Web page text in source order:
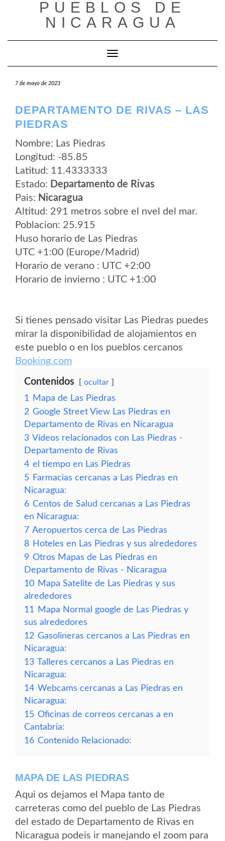
PUEBLOS DE
NICARAGUA
Cambiar modo de navegación
7 de mayo de 2023
DEPARTAMENTO DE RIVAS – LAS
PIEDRAS
Nombre: Las Piedras
Longitud: -85.85
Latitud: 11.4333333
Estado: Departamento de Rivas
Pais: Nicaragua
Altitud: 291 metros sobre el nvel del mar.
Poblacion: 25.915
Huso horario de Las Piedras
UTC +1:00 (Europe/Madrid)
Horario de verano : UTC +2:00
Horario de invierno : UTC +1:00
Si tienes pensado visitar Las Piedras puedes
mirar la disponibilidad de alojamientos en
este pueblo o en los pueblos cercanos
Booking.com
Contenidos ocultar
1
Mapa de Las Piedras
2 Google Street View Las Piedras en
Departamento de Rivas en Nicaragua
3 Vídeos relacionados con Las Piedras -
Departamento de Rivas
4 el tiempo en Las Piedras
5 Farmacias cercanas a Las Piedras en
Nicaragua:
6 Centos de Salud cercanas a Las Piedras
en Nicaragua:
7 Aeropuertos cerca de Las Piedras
8 Hoteles en Las Piedras y sus alrededores
9 Otros Mapas de Las Piedras en
Departamento de Rivas - Nicaragua
10 Mapa Satelite de Las Piedras y sus
alrededores
11
Mapa Normal google de Las Piedras y
sus alrededores
12 Gasolineras cercanos a Las Piedras en
Nicaragua:
13 Talleres cercanos a Las Piedras en
Nicaragua:
14 Webcams cercanas a Las Piedras en
Nicaragua:
15 Oficinas de correos cercanas a en
Cantabria:
16 Contenido Relacionado:
MAPA DE LAS PIEDRAS
Aqui os dejamos el Mapa tanto de
carreteras como del pueblo de Las Piedras
del estado de Departamento de Rivas en
Nicaragua podeis ir manejando el zoom para